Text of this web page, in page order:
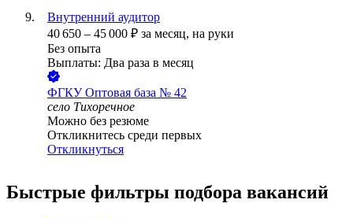
Внутренний аудитор
40 650 – 45 000 ₽ за месяц, на руки
Без опыта
Выплаты: Два раза в месяц
ФГКУ Оптовая база № 42
село Тихоречное
Можно без резюме
Откликнитесь среди первых
Откликнуться
Быстрые фильтры подбора вакансий